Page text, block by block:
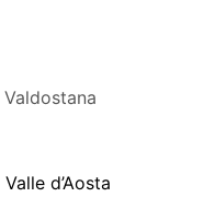
d’Aosta